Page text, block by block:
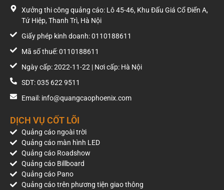
Billboard trên đường cao tốc: Dao động từ 300 triệu đến 600
triệu đồng/năm.
Billboard trong sân bay: Có thể lên đến 4,5 tỷ đồng/năm.
USD/tháng (khoảng 180 triệu đến 500 triệu đồng/tháng).
Billboard quảng cáo tại Hồ Chí Minh
Tên
Địa điểm
Kích
Billboard
vòng xoay
Phù Đổng
7 Nguyễn
Quận 1,
HCM
Xưởng thi công quảng cáo: Lô 45-46, Khu Đấu Giá Cổ Điển A,
Tứ Hiệp, Thanh Trì, Hà Nội
Giấy phép kinh doanh: 0110188611
Mã số thuế: 0110188611
Ngày cấp: 2022-11-22 | Nơi cấp: Hà Nội
SDT: 035 622 9511
Email: info@quangcaophoenix.com
DỊCH VỤ CỐT LÕI
Quảng cáo ngoài trời
Quảng cáo màn hình LED
Quảng cáo Roadshow
Quảng cáo Billboard
Quảng cáo Pano
Quảng cáo trên phương tiện giao thông